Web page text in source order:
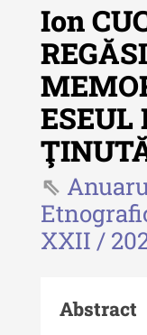
Revista
Revista
- 2025
Revista
- 2024
Revista
Indexul
Ion
ESEUL
XXII /
Abstract